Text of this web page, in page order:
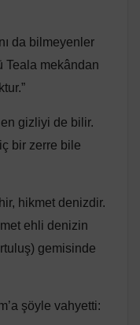
da bilmeyenler
Teala mekândan
gizliyi de bilir.
bir zerre bile
hikmet denizdir.
ehli denizin
gemisinde
şöyle vahyetti: